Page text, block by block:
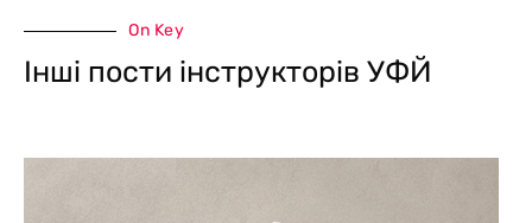
On Key
Інші пости інструкторів УФЙ